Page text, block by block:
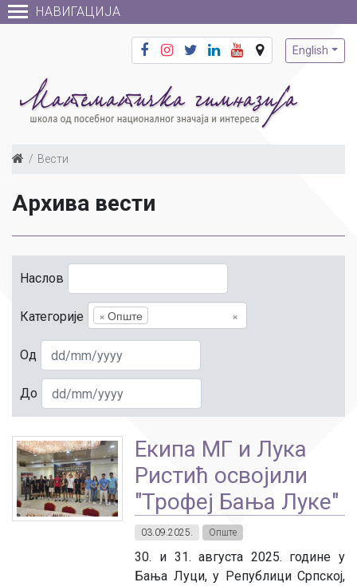
НАВИГАЦИЈА
English
Вести
Архива вести
Наслов
Категорије ×
× Опште
Од
До
Екипа МГ и Лука
Ристић освојили
"Трофеј Бања Луке"
03.09.2025. Опште
30. и 31. августа 2025. године у
Бања Луци, у Републици Српској,